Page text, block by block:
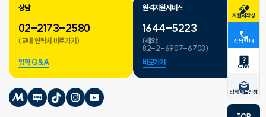
상담
02-2173-2580
(교내 연락처 바로가기)
입학 Q&A
원격지원서비스
1644-5223
(해외:
82-2-6907-6703)
바로가기
지원서작성
상담 안내
QnA
입학자료신청